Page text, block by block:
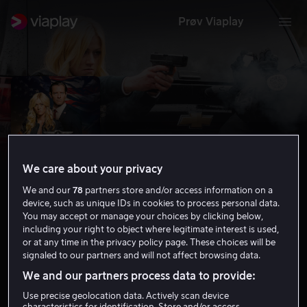
Prøv Viaplay
Air Force One Down
We care about your privacy
We and our78 partners store and/or access information on a
device, such as unique IDs in cookies to process personal data.
You may accept or manage your choices by clicking below,
including your right to object where legitimate interest is used,
or at any time in the privacy policy page. These choices will be
signaled to our partners and will not affect browsing data.
We and our partners process data to provide:
Use precise geolocation data. Actively scan device